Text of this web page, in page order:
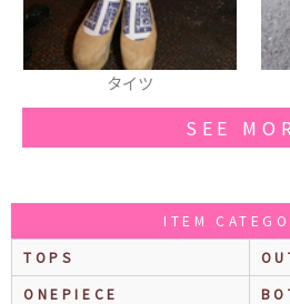
スニーカー
SEE
ITEM
TOPS
ONEPIECE